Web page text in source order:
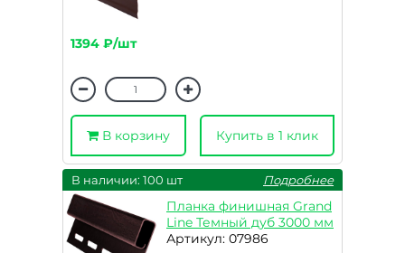
1394 ₽/шт
В корзину Купить в 1 клик
В наличии: 100 шт Подробнее
Планка финишная Grand
Line Темный дуб 3000 мм
Артикул: 07986